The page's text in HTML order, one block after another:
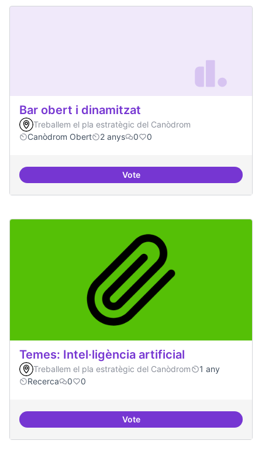
Bar obert i dinamitzat
Treballem el pla estratègic del Canòdrom
Canòdrom Obert
2 anys 0 0
VoteBar obert i dinamitzat
Temes: Intel·ligència artificial
Treballem el pla estratègic del Canòdrom
1 any
Recerca
0 0
VoteTemes: Intel·ligència artificial